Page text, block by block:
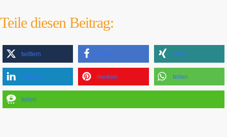
Teile diesen Beitrag:
twittern teilen teilen
mitteilen merken teilen
teilen